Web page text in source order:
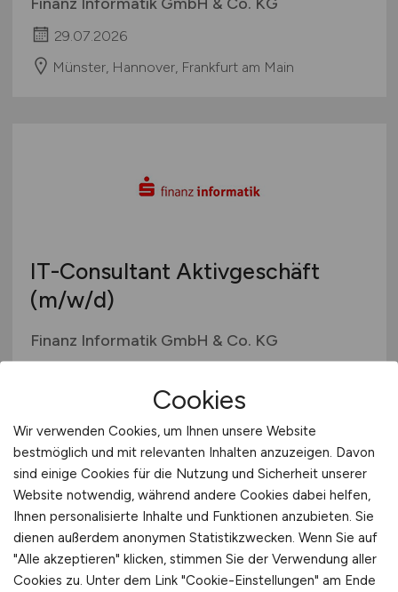
29.07.2026
Münster, Hannover, Frankfurt am Main
IT-Consultant Aktivgeschäft
(m/w/d)
Finanz Informatik GmbH & Co. KG
Hannover, Münster oder Frankfurt
Cookies
Wir verwenden Cookies, um Ihnen unsere Website
bestmöglich und mit relevanten Inhalten anzuzeigen. Davon
sind einige Cookies für die Nutzung und Sicherheit unserer
Website notwendig, während andere Cookies dabei helfen,
Ihnen personalisierte Inhalte und Funktionen anzubieten. Sie
dienen außerdem anonymen Statistikzwecken. Wenn Sie auf
"Alle akzeptieren" klicken, stimmen Sie der Verwendung aller
Cookies zu. Unter dem Link "Cookie-Einstellungen" am Ende